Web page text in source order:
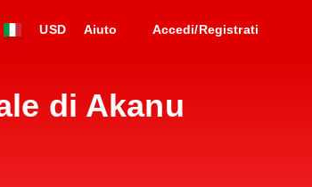
USD Aiuto Accedi/Registrati
di Akanu